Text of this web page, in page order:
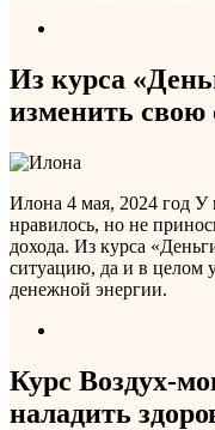
Из курса
изменить свою
Илона 4 мая, 2024 год У
нравилось, но не
дохода. Из курса
ситуацию, да и в целом
денежной энергии.
Курс Воздух-
наладить